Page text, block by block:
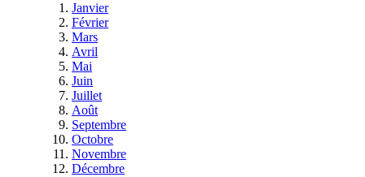
Janvier
Février
Mars
Avril
Mai
Juin
Juillet
Août
Septembre
Octobre
Novembre
Décembre